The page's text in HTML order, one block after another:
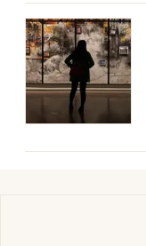
Spectacles
Concerts
Sports
Soirées
Nantes
Nice
Paris